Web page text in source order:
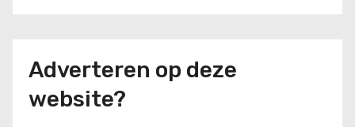
Adverteren op deze
website?